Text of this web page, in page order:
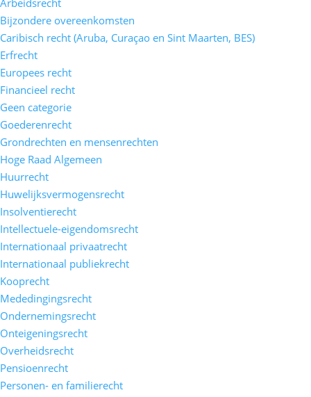
Bijzondere overeenkomsten
Caribisch recht (Aruba, Curaçao en Sint Maarten, BES)
Erfrecht
Europees recht
Financieel recht
Geen categorie
Goederenrecht
Grondrechten en mensenrechten
Hoge Raad Algemeen
Huurrecht
Huwelijksvermogensrecht
Insolventierecht
Intellectuele-eigendomsrecht
Internationaal privaatrecht
Internationaal publiekrecht
Kooprecht
Mededingingsrecht
Ondernemingsrecht
Onteigeningsrecht
Overheidsrecht
Pensioenrecht
Personen- en familierecht